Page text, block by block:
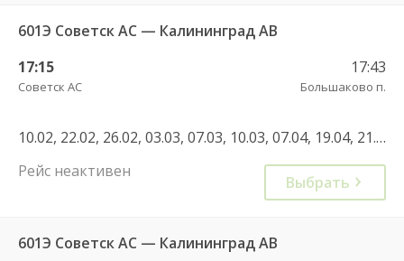
601Э Советск АС — Калининград АВ
17:15
Советск АС
17:43
Большаково п.
10.02, 22.02, 26.02, 03.03, 07.03, 10.03, 07.04, 19.04, 21.04, 28.04, 05.05, 20.05, 09.06, 16.06, 23.06, 30.06, 01.07, 08.07, 07.07, 14.07, 21.07, 28.07, 04.08, 11.08, 18.08, 25.08, 01.09, 08.09, 10.09, 22.09, 29.09, 01.10, 08.10, 29.10, 19.11, 10.12, 02.01, 02.01, 03.01, 19.01, 16.02, 22.02, 25.02, 22.02, 25.02, 07.03, 10.03, 01.03, 27.04, 01.05, 08.05, 03.05, 05.05, 12.06, 11.06, 20.07, 27.07, 03.08, 02.11, 04.11, 08.01, 28.12, 31.12, 08.03, 30.04, 07.05
Рейс неактивен
Выбрать
601Э Советск АС — Калининград АВ